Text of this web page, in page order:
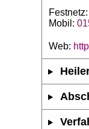
Festnetz:
Mobil:
Web: